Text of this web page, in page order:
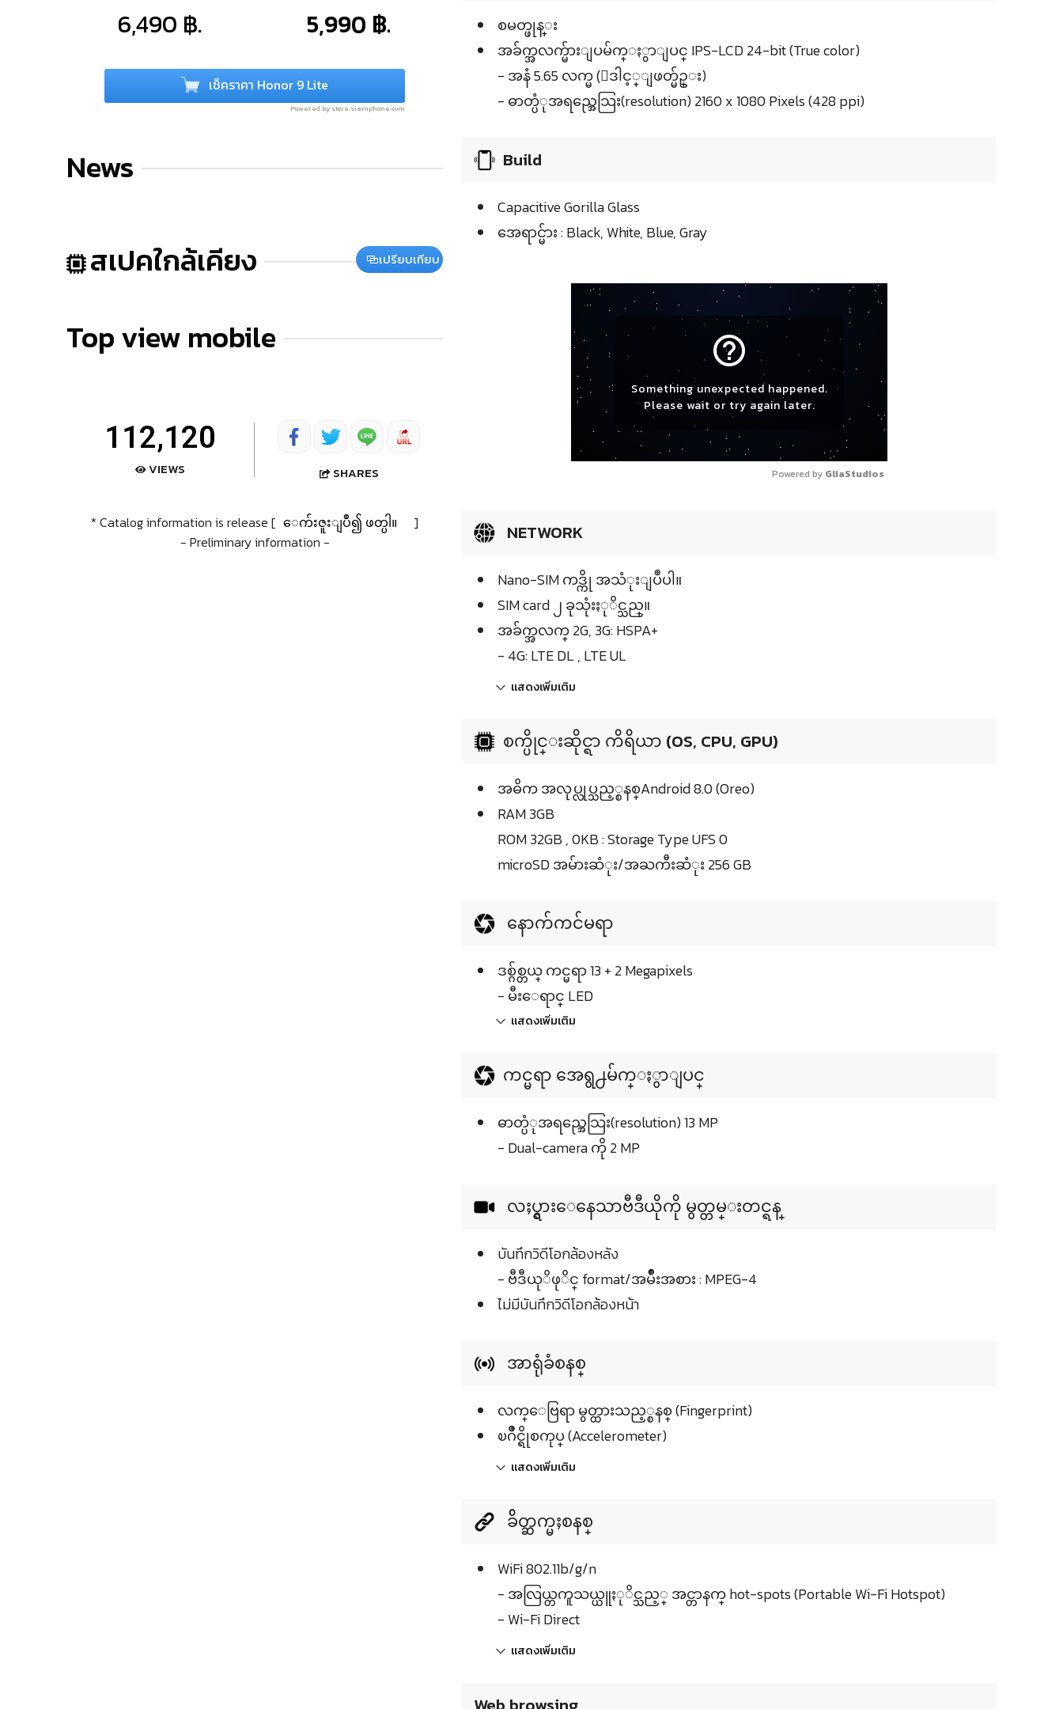
6,490 ฿. 5,990 ฿.
เช็คราคา Honor 9 Lite
Powered by store.siamphone.com
News
สเปคใกล้เคียง เปรียบเทียบ
Top view mobile
112,120
VIEWS SHARES
* Catalog information is release [ ေက်းဇူးျပဳ၍ ဖတ္ပါ။
]
- Preliminary information -
စမတ္ဖုန္း
အခ်က္အလက္မ်ားျပမ်က္ႏွာျပင္ IPS-LCD 24-bit (True color)
- အနံ 5.65 လက္မ (ေဒါင့္ျဖတ္မ်ဥ္း)
- ဓာတ္ပံုအရည္အေသြး(resolution) 2160 x 1080 Pixels (428 ppi)
Build
Capacitive Gorilla Glass
အေရာင္မ်ား : Black, White, Blue, Gray
help_outline
Something unexpected happened.
Please wait or try again later.
Powered by GliaStudios
NETWORK
Nano-SIM ကဒ္ကို အသံုးျပဳပါ။
SIM card ၂ ခုသုံးႏုိင္သည္။
အခ်က္အလက္ 2G, 3G: HSPA+
- 4G: LTE DL , LTE UL
แสดงเพิ่มเติม
စက္ပိုင္းဆိုင္ရာ ကိရိယာ (OS, CPU, GPU)
အဓိက အလုပ္လုပ္သည့္စနစ္Android 8.0 (Oreo)
RAM 3GB
ROM 32GB , 0KB : Storage Type UFS 0
microSD အမ်ားဆံုး/အႀကီးဆံုး 256 GB
နောက်ကင်မရာ
ဒစ္ဂ်စ္တယ္ ကင္မရာ 13 + 2 Megapixels
- မီးေရာင္ LED
แสดงเพิ่มเติม
ကင္မရာ အေရွ႕မ်က္ႏွာျပင္
ဓာတ္ပံုအရည္အေသြး(resolution) 13 MP
- Dual-camera ကို 2 MP
လႈပ္ရွားေနေသာဗီဒီယိုကို မွတ္တမ္းတင္ရန္
บันทึกวิดีโอกล้องหลัง
- ဗီဒီယုိဖုိင္ format/အမ်ဳိးအစား : MPEG-4
ไม่มีบันทึกวิดีโอกล้องหน้า
အာရုံခံစနစ္
လက္ေဗြရာ မွတ္ထားသည့္စနစ္ (Fingerprint)
ၿဂိဳင္ရိုစကုပ္ (Accelerometer)
แสดงเพิ่มเติม
ခ်ိတ္ဆက္မႈစနစ္
WiFi 802.11b/g/n
- အလြယ္တကူသယ္ယူႏုိင္သည့္ အင္တာနက္ hot-spots (Portable Wi-Fi Hotspot)
- Wi-Fi Direct
แสดงเพิ่มเติม